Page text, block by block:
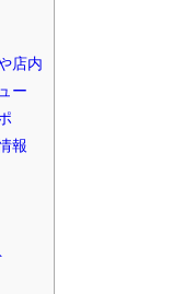
店内
ー
報